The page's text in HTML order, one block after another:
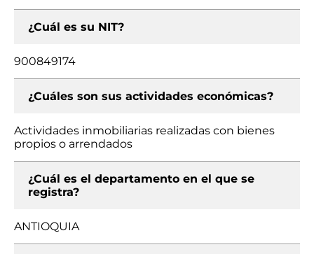
¿Cuál es su NIT?
900849174
¿Cuáles son sus actividades económicas?
Actividades inmobiliarias realizadas con bienes
propios o arrendados
¿Cuál es el departamento en el que se
registra?
ANTIOQUIA